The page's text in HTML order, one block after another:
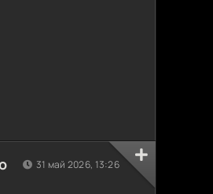
31 май 2026, 13:26